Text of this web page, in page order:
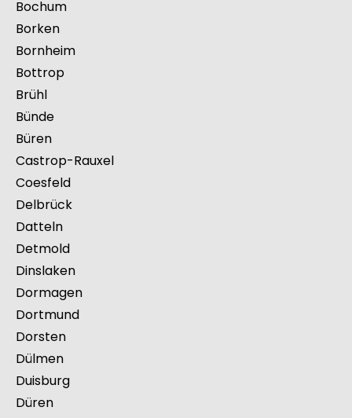
Bielefeld
Bocholt
Bonn
Bochum
Borken
Bornheim
Bottrop
Brühl
Bünde
Büren
Castrop-Rauxel
Coesfeld
Delbrück
Datteln
Detmold
Dinslaken
Dormagen
Dortmund
Dorsten